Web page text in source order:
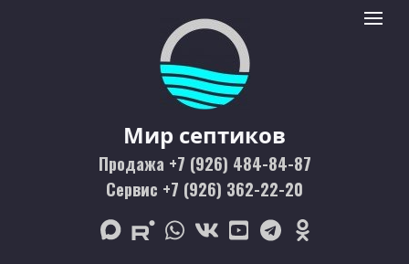
Мир септиков logo
Мир септиков
Продажа +7 (926) 484-84-87
Сервис +7 (926) 362-22-20
max rutubewhatsapp
vk youtubetelegramodnoklassniki
Toggle